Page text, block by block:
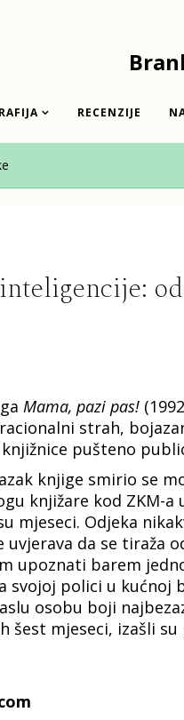
RECENZIJE
Mama, pazi pas!
strah,
pušteno
knjige smirio se
knjižare kod ZKM-
mjeseci. Odjeka
uvjerava da se tiraža
upoznati barem
svojoj polici u kućnoj
osobu boji
šest mjeseci, izašli